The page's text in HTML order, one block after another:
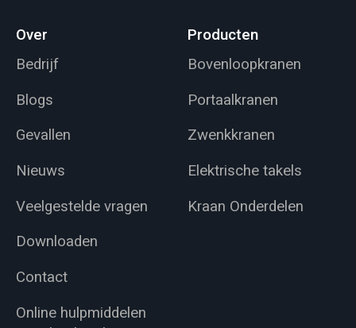
Over
Bedrijf
Blogs
Gevallen
Nieuws
Veelgestelde vragen
Downloaden
Contact
Online hulpmiddelen
Producten
Bovenloopkranen
Portaalkranen
Zwenkkranen
Elektrische takels
Kraan Onderdelen